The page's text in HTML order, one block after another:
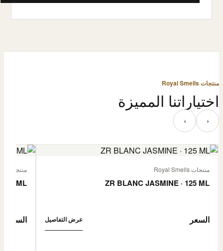
منتجات Royal Smells
اختياراتنا المميزة
‹ ›
منتجات Royal Smells
ZR BLANC JASMINE · 125 ML
السعر عرض التفاصيل
منتجات Royal Smells
ML
السعر